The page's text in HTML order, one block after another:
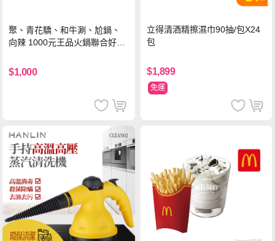
聚、青花驕、和牛涮、尬鍋、
向辣 1000元王品火鍋聯合好禮
$1,000
立得清酒精擦濕巾90抽/包X24
包
$1,899
免運